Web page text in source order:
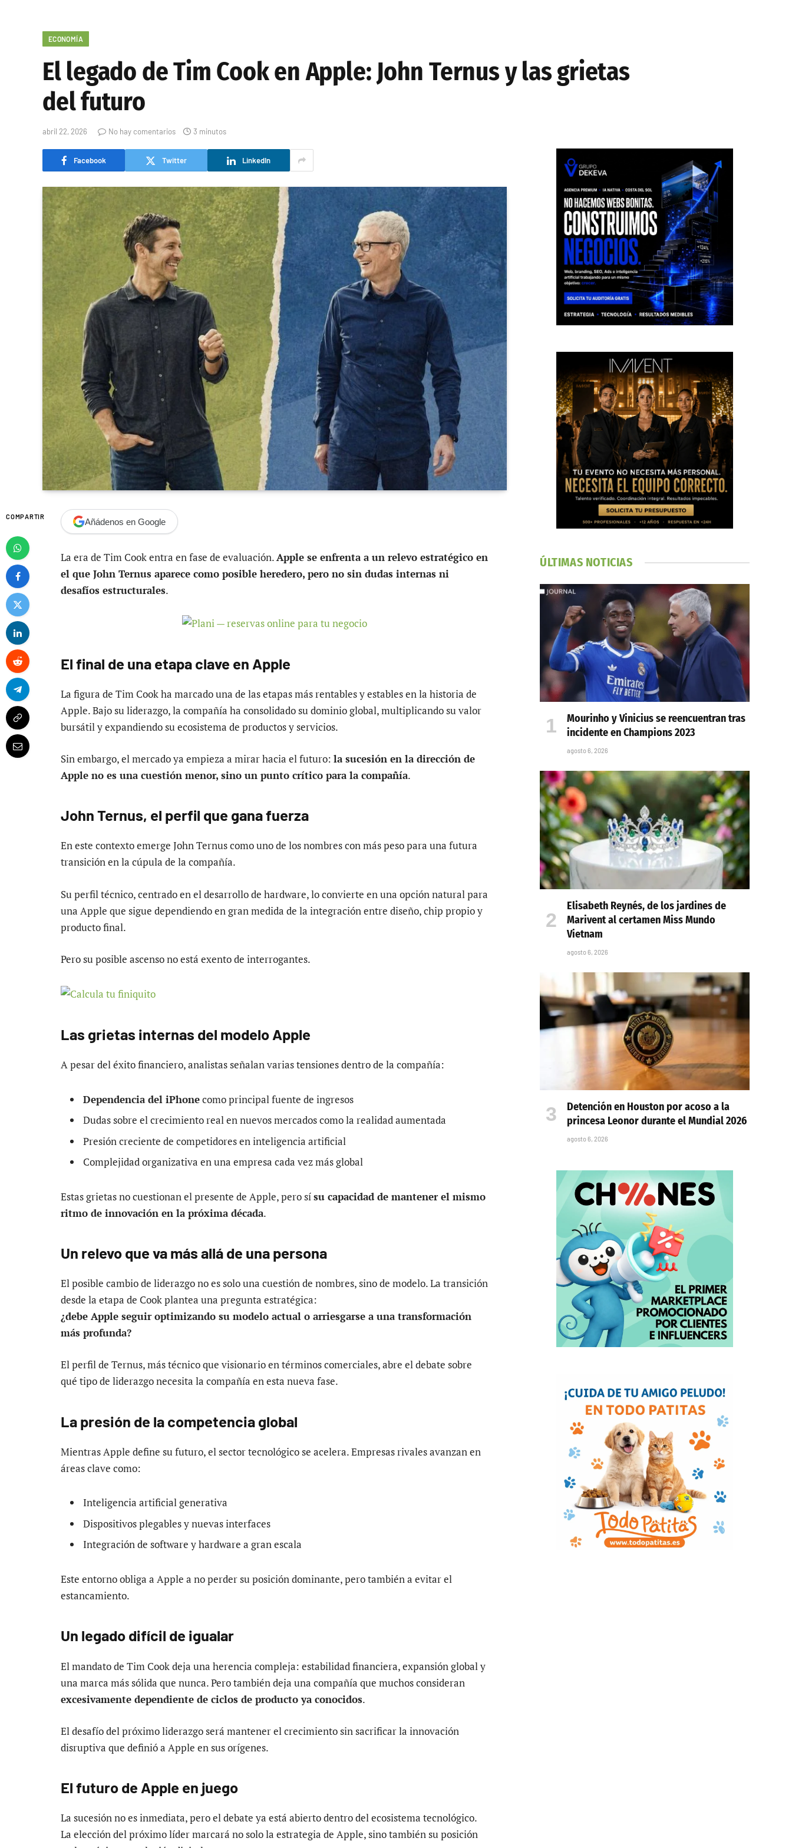
ECONOMÍA
El legado de Tim Cook en Apple: John Ternus y las grietas
del futuro
abril 22, 2026 No hay comentarios 3 minutos
Facebook Twitter LinkedIn
COMPARTIR Añádenos en Google
La era de Tim Cook entra en fase de evaluación.Apple se enfrenta a un relevo estratégico en
el que John Ternus aparece como posible heredero, pero no sin dudas internas ni
desafíos estructurales.
El final de una etapa clave en Apple
La figura de Tim Cook ha marcado una de las etapas más rentables y estables en la historia de
Apple. Bajo su liderazgo, la compañía ha consolidado su dominio global, multiplicando su valor
bursátil y expandiendo su ecosistema de productos y servicios.
Sin embargo, el mercado ya empieza a mirar hacia el futuro: la sucesión en la dirección de
Apple no es una cuestión menor, sino un punto crítico para la compañía.
John Ternus, el perfil que gana fuerza
En este contexto emerge John Ternus como uno de los nombres con más peso para una futura
transición en la cúpula de la compañía.
Su perfil técnico, centrado en el desarrollo de hardware, lo convierte en una opción natural para
una Apple que sigue dependiendo en gran medida de la integración entre diseño, chip propio y
producto final.
Pero su posible ascenso no está exento de interrogantes.
Las grietas internas del modelo Apple
A pesar del éxito financiero, analistas señalan varias tensiones dentro de la compañía:
Dependencia del iPhonecomo principal fuente de ingresos
Dudas sobre el crecimiento real en nuevos mercados como la realidad aumentada
Presión creciente de competidores en inteligencia artificial
Complejidad organizativa en una empresa cada vez más global
Estas grietas no cuestionan el presente de Apple, pero sísu capacidad de mantener el mismo
ritmo de innovación en la próxima década.
Un relevo que va más allá de una persona
El posible cambio de liderazgo no es solo una cuestión de nombres, sino de modelo. La transición
desde la etapa de Cook plantea una pregunta estratégica:
¿debe Apple seguir optimizando su modelo actual o arriesgarse a una transformación
más profunda?
El perfil de Ternus, más técnico que visionario en términos comerciales, abre el debate sobre
qué tipo de liderazgo necesita la compañía en esta nueva fase.
La presión de la competencia global
Mientras Apple define su futuro, el sector tecnológico se acelera. Empresas rivales avanzan en
áreas clave como:
Inteligencia artificial generativa
Dispositivos plegables y nuevas interfaces
Integración de software y hardware a gran escala
Este entorno obliga a Apple a no perder su posición dominante, pero también a evitar el
estancamiento.
Un legado difícil de igualar
El mandato de Tim Cook deja una herencia compleja: estabilidad financiera, expansión global y
una marca más sólida que nunca. Pero también deja una compañía que muchos consideran
excesivamente dependiente de ciclos de producto ya conocidos.
El desafío del próximo liderazgo será mantener el crecimiento sin sacrificar la innovación
disruptiva que definió a Apple en sus orígenes.
El futuro de Apple en juego
La sucesión no es inmediata, pero el debate ya está abierto dentro del ecosistema tecnológico.
La elección del próximo líder marcará no solo la estrategia de Apple, sino también su posición
ÚLTIMAS NOTICIAS
Mourinho y Vinicius se reencuentran tras
incidente en Champions 2023
agosto 6, 2026
Elisabeth Reynés, de los jardines de
Marivent al certamen Miss Mundo
Vietnam
agosto 6, 2026
Detención en Houston por acoso a la
princesa Leonor durante el Mundial 2026
agosto 6, 2026